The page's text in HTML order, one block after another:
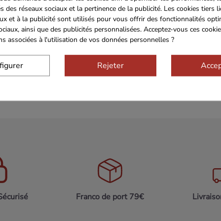
sans conservateurs ni colorants artificiels, préservant ainsi
acidulée font de cette boisson un véritable régal
une consommation individuelle, parfaite pour un
un goûter. Ce lot vous permet de profiter de ce
proches.
Franco de port 79€
des réseaux sociaux et la pertinence de la publicité. Les cookies tiers
et à la publicité sont utilisés pour vous offrir des fonctionnalités
ainsi que des publicités personnalisées. Acceptez-vous ces
associées à l'utilisation de vos données personnelles ?
Rejeter